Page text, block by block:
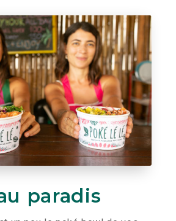
paradis